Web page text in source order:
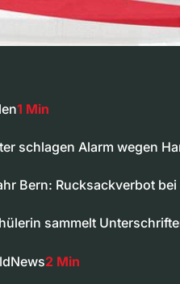
1 Min
schlagen Alarm wegen
Bern: Rucksackverbot
sammelt
2 Min